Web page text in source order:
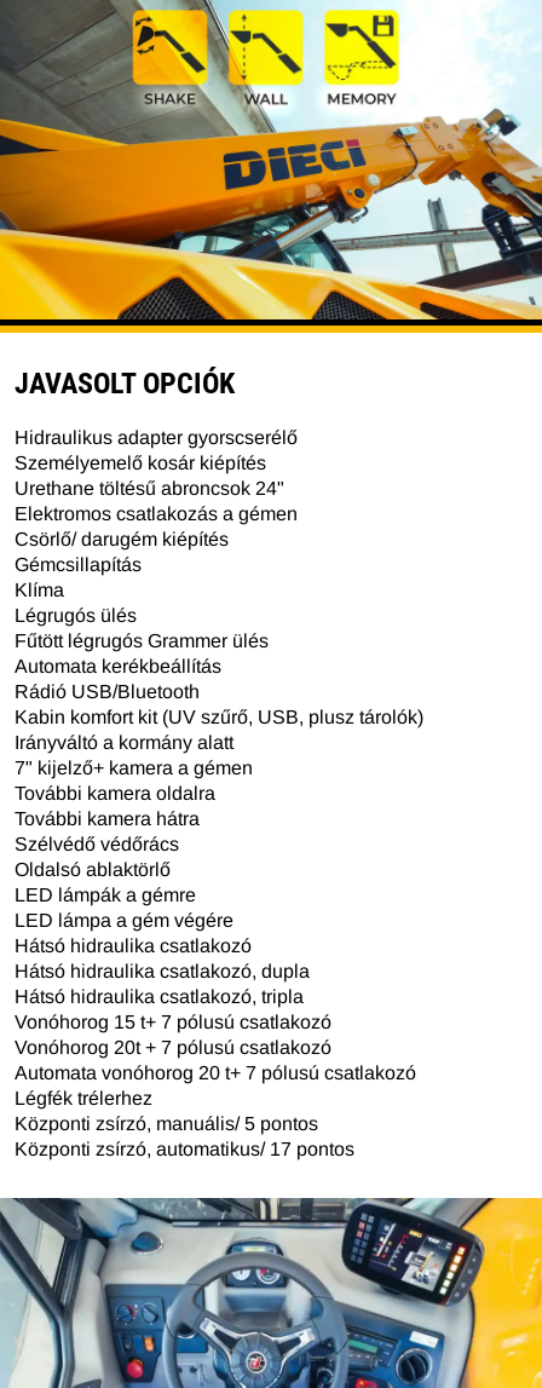
JAVASOLT OPCIÓK
Hidraulikus adapter gyorscserélő
Személyemelő kosár kiépítés
Urethane töltésű abroncsok 24"
Elektromos csatlakozás a gémen
Csörlő/ darugém kiépítés
Gémcsillapítás
Klíma
Légrugós ülés
Fűtött légrugós Grammer ülés
Automata kerékbeállítás
Rádió USB/Bluetooth
Kabin komfort kit (UV szűrő, USB, plusz tárolók)
Irányváltó a kormány alatt
7" kijelző+ kamera a gémen
További kamera oldalra
További kamera hátra
Szélvédő védőrács
Oldalsó ablaktörlő
LED lámpák a gémre
LED lámpa a gém végére
Hátsó hidraulika csatlakozó
Hátsó hidraulika csatlakozó, dupla
Hátsó hidraulika csatlakozó, tripla
Vonóhorog 15 t+ 7 pólusú csatlakozó
Vonóhorog 20t + 7 pólusú csatlakozó
Automata vonóhorog 20 t+ 7 pólusú csatlakozó
Légfék trélerhez
Központi zsírzó, manuális/ 5 pontos
Központi zsírzó, automatikus/ 17 pontos